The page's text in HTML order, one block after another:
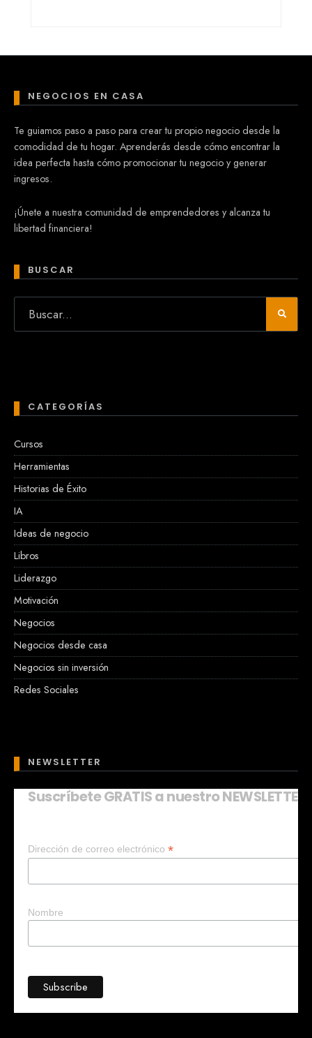
NEGOCIOS EN CASA
Te guiamos paso a paso para crear tu propio negocio desde la
comodidad de tu hogar. Aprenderás desde cómo encontrar la
idea perfecta hasta cómo promocionar tu negocio y generar
ingresos.
¡Únete a nuestra comunidad de emprendedores y alcanza tu
libertad financiera!
BUSCAR
CATEGORÍAS
Cursos
Herramientas
Historias de Éxito
IA
Ideas de negocio
Libros
Liderazgo
Motivación
Negocios
Negocios desde casa
Negocios sin inversión
Redes Sociales
NEWSLETTER
Suscríbete GRATIS a nuestro NEWSLETTER
Dirección de correo electrónico *
Nombre
¿Quieres que te ayude a crear un